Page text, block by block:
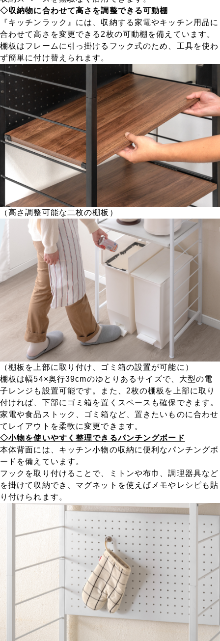
◇収納物に合わせて高さを調整できる可動棚
『キッチンラック』には、収納する家電やキッチン用品に
合わせて高さを変更できる2枚の可動棚を備えています。
棚板はフレームに引っ掛けるフック式のため、工具を使わ
ず簡単に付け替えられます。
（高さ調整可能な二枚の棚板）
（棚板を上部に取り付け、ゴミ箱の設置が可能に）
棚板は幅54×奥行39cmのゆとりあるサイズで、大型の電
子レンジも設置可能です。また、2枚の棚板を上部に取り
付ければ、下部にゴミ箱を置くスペースも確保できます。
家電や食品ストック、ゴミ箱など、置きたいものに合わせ
てレイアウトを柔軟に変更できます。
◇小物を使いやすく整理できるパンチングボード
本体背面には、キッチン小物の収納に便利なパンチングボ
ードを備えています。
フックを取り付けることで、ミトンや布巾、調理器具など
を掛けて収納でき、マグネットを使えばメモやレシピも貼
り付けられます。